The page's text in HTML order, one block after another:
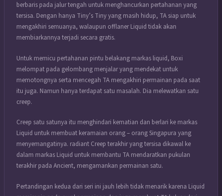
berbaris pada jalur tengah untuk menghancurkan pertahanan yang
tersisa. Dengan hanya Tiny’s Tiny yang masih hidup, TA siap untuk
mengakhiri semuanya, walaupun offlaner Liquid tidak akan
membiarkannya terjadi secara gratis.
Untuk memicu pertahanan pintu belakang markas liquid, Boxi
melompat pada gelombang menjalar yang mendekat untuk
memotongnya serta mencegah TA mengakhiri permainan pada saat
itu juga. Namun hanya terdapat satu masalah. Dia melewatkan satu
creep.
Creep satu satunya itu menghindari kematian dan berlari ke markas
Liquid untuk membuat keramaian orang – orang Singapura yang
menyemangatinya. radiant Creep terakhir yang tersisa dikawal ke
dalam markas Liquid untuk membantu TA mendaratkan pukulan
terakhir pada Ancient, mengamankan permainan satu.
Pertandingan kedua dari seri ini jauh lebih tidak menarik karena Liquid